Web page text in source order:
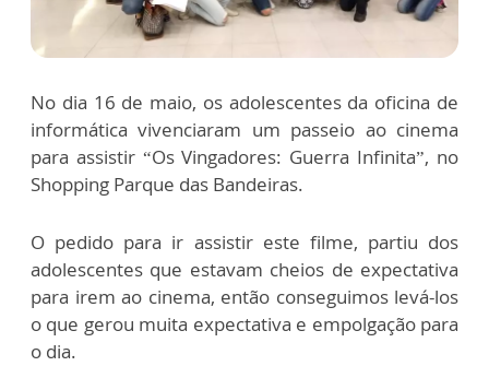
No dia 16 de maio, os adolescentes da oficina de
informática vivenciaram um passeio ao cinema
para assistir “Os Vingadores: Guerra Infinita”, no
Shopping Parque das Bandeiras.
O pedido para ir assistir este filme, partiu dos
adolescentes que estavam cheios de expectativa
para irem ao cinema, então conseguimos levá-los
o que gerou muita expectativa e empolgação para
o dia.